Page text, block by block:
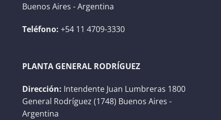
Buenos Aires - Argentina
Teléfono: +54 11 4709-3330
PLANTA GENERAL RODRÍGUEZ
Dirección: Intendente Juan Lumbreras 1800
General Rodríguez (1748) Buenos Aires -
Argentina